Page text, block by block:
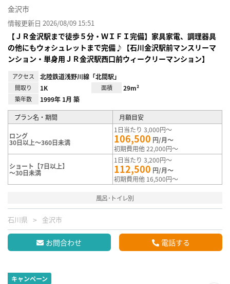
金沢市
情報更新日 2026/08/09 15:51
【ＪＲ金沢駅まで徒歩５分・ＷＩＦＩ完備】家具家電、調理器具
の他にもウォシュレットまで完備♪【石川金沢駅前マンスリーマ
ンション・単身用ＪＲ金沢駅西口前ウィークリーマンション】
アクセス 北陸鉄道浅野川線「北間駅」
間取り 1K 面積 29m²
築年数 1999年 1月 築
プラン名・期間 月額目安
ロング
30日以上～360日未満
1日当たり 3,000円～
106,500 円/月～
初期費用他 22,000円～
ショート【7日以上】
～30日未満
1日当たり 3,200円～
112,500 円/月～
初期費用他 16,500円～
風呂･トイレ別
石川県 金沢市
お問合わせ 電話する
キャンペーン